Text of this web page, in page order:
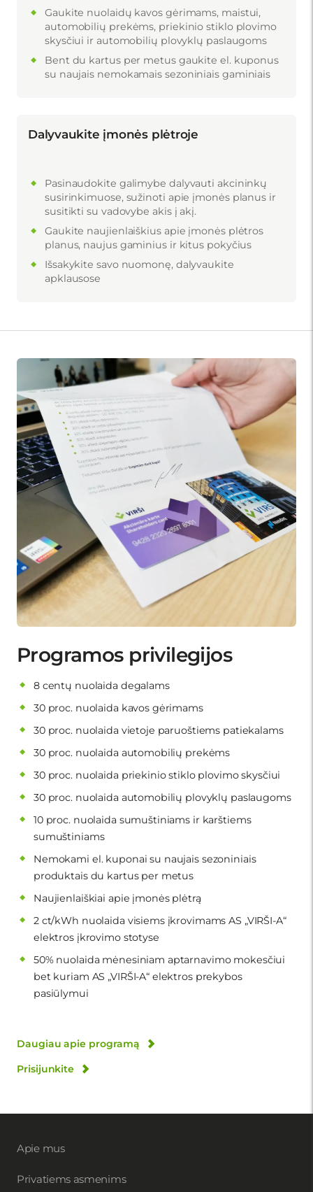
Gaukite nuolaidų kavos gėrimams, maistui,
automobilių prekėms, priekinio stiklo plovimo
skysčiui ir automobilių plovyklų paslaugoms
Bent du kartus per metus gaukite el. kuponus
su naujais nemokamais sezoniniais gaminiais
Dalyvaukite įmonės plėtroje
Pasinaudokite galimybe dalyvauti akcininkų
susirinkimuose, sužinoti apie įmonės planus ir
susitikti su vadovybe akis į akį.
Gaukite naujienlaiškius apie įmonės plėtros
planus, naujus gaminius ir kitus pokyčius
Išsakykite savo nuomonę, dalyvaukite
apklausose
Programos privilegijos
8 centų nuolaida degalams
30 proc. nuolaida kavos gėrimams
30 proc. nuolaida vietoje paruoštiems patiekalams
30 proc. nuolaida automobilių prekėms
30 proc. nuolaida priekinio stiklo plovimo skysčiui
30 proc. nuolaida automobilių plovyklų paslaugoms
10 proc. nuolaida sumuštiniams ir karštiems
sumuštiniams
Nemokami el. kuponai su naujais sezoniniais
produktais du kartus per metus
Naujienlaiškiai apie įmonės plėtrą
2 ct/kWh nuolaida visiems įkrovimams AS „VIRŠI-A“
elektros įkrovimo stotyse
50% nuolaida mėnesiniam aptarnavimo mokesčiui
bet kuriam AS „VIRŠI-A“ elektros prekybos
pasiūlymui
Daugiau apie programą
Prisijunkite
Apie mus
Privatiems asmenims